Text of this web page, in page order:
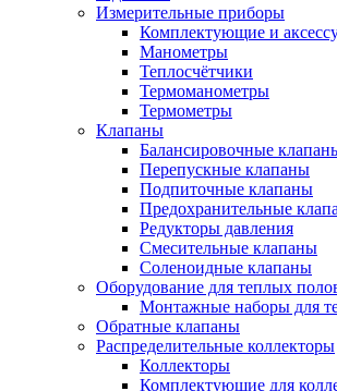
Измерительные приборы
Комплектующие и
Манометры
Теплосчётчики
Термоманометры
Термометры
Клапаны
Балансировочные
Перепускные клапаны
Подпиточные клапаны
Предохранительные
Редукторы давления
Смесительные клапаны
Соленоидные клапаны
Оборудование для теплых
Монтажные наборы для
Обратные клапаны
Распределительные коллекторы
Коллекторы
Комплектующие для